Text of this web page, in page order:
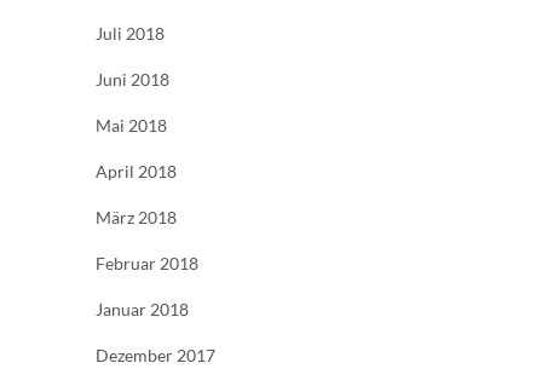
Juli 2018
Juni 2018
Mai 2018
April 2018
März 2018
Februar 2018
Januar 2018
Dezember 2017